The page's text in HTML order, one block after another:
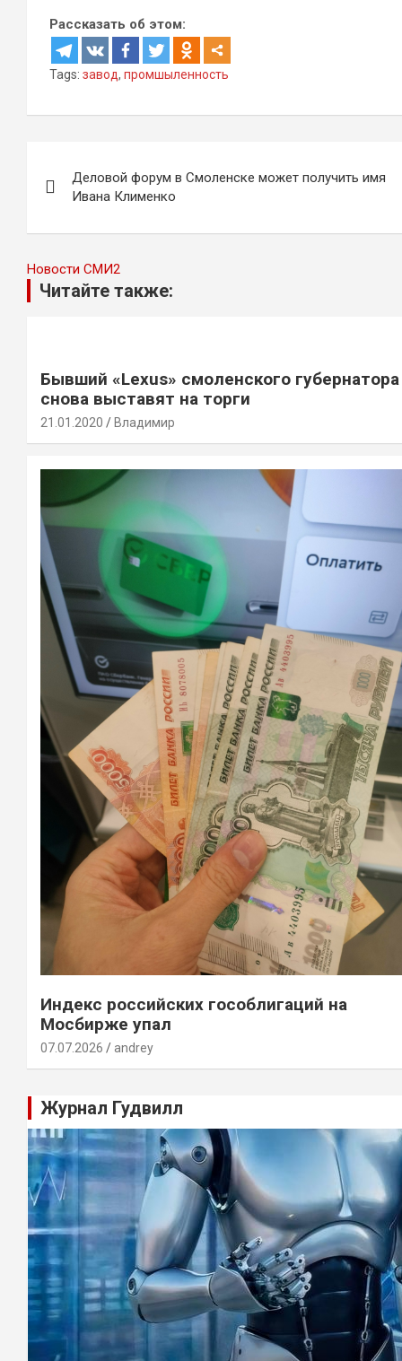
Рассказать об этом:
Tags: завод, промшыленность
по
записям
Деловой форум в Смоленске может получить имя
Ивана Клименко
Новости СМИ2
Читайте также:
Бывший «Lexus» смоленского губернатора
снова выставят на торги
21.01.2020 Владимир
Индекс российских гособлигаций на
Мосбирже упал
07.07.2026 andrey
Журнал Гудвилл